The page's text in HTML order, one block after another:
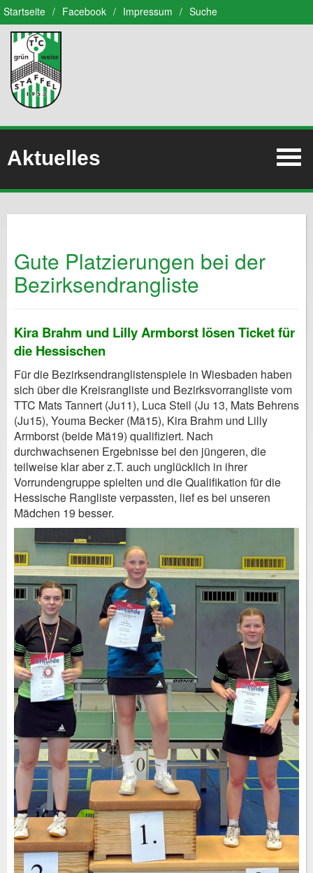
Startseite / Facebook / Impressum / Suche
Aktuelles
Gute Platzierungen bei der
Bezirksendrangliste
Kira Brahm und Lilly Armborst lösen Ticket für
die Hessischen
Für die Bezirksendranglistenspiele in Wiesbaden haben
sich über die Kreisrangliste und Bezirksvorrangliste vom
TTC Mats Tannert (Ju11), Luca Steil (Ju 13, Mats Behrens
(Ju15), Youma Becker (Mä15), Kira Brahm und Lilly
Armborst (beide Mä19) qualifiziert. Nach
durchwachsenen Ergebnisse bei den jüngeren, die
teilweise klar aber z.T. auch unglücklich in ihrer
Vorrundengruppe spielten und die Qualifikation für die
Hessische Rangliste verpassten, lief es bei unseren
Mädchen 19 besser.